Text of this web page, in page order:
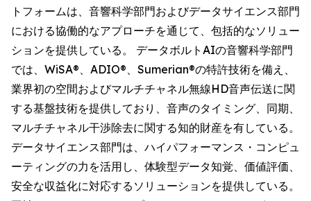
トフォームは、音響科学部門およびデータサイエンス部門
における協働的なアプローチを通じて、包括的なソリュー
ションを提供している。 データボルトAIの音響科学部門
では、WiSA®、ADIO®、Sumerian®の特許技術を備え、
業界初の空間およびマルチチャネル無線HD音声伝送に関
する基盤技術を提供しており、音声のタイミング、同期、
マルチチャネル干渉除去に関する知的財産を有している。
データサイエンス部門は、ハイパフォーマンス・コンピュ
ーティングの力を活用し、体験型データ知覚、価値評価、
安全な収益化に対応するソリューションを提供している。